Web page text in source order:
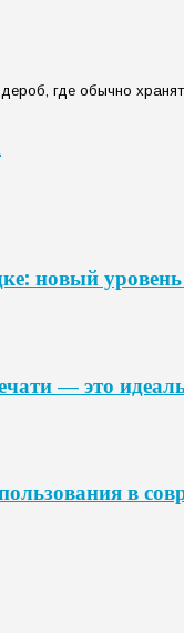
где обычно
новый
— это
в